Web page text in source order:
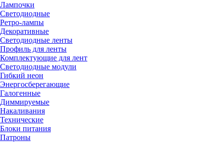
Лампочки
Светодиодные
Ретро-лампы
Декоративные
Светодиодные ленты
Профиль для ленты
Комплектующие для лент
Светодиодные модули
Гибкий неон
Энергосберегающие
Галогенные
Диммируемые
Накаливания
Технические
Блоки питания
Патроны